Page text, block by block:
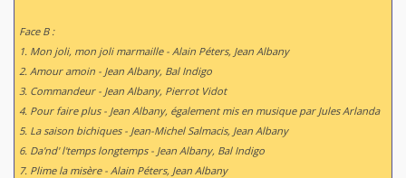
Face B :
1. Mon joli, mon joli marmaille - Alain Péters, Jean Albany
2. Amour amoin - Jean Albany, Bal Indigo
3. Commandeur - Jean Albany, Pierrot Vidot
4. Pour faire plus - Jean Albany, également mis en musique par Jules Arlanda
5. La saison bichiques - Jean-Michel Salmacis, Jean Albany
6. Da'nd' l'temps longtemps - Jean Albany, Bal Indigo
7. Plime la misère - Alain Péters, Jean Albany